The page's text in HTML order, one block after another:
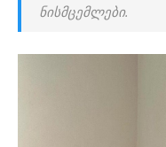
ნის­მცემ­ლე­ბი.